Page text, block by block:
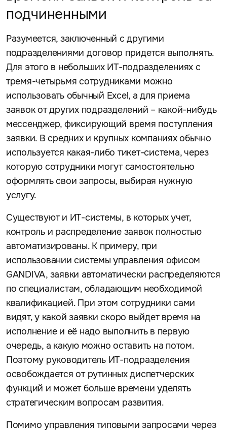
подчиненными
Разумеется, заключенный с другими
подразделениями договор придется выполнять.
Для этого в небольших ИТ-подразделениях с
тремя-четырьмя сотрудниками можно
использовать обычный Excel, а для приема
заявок от других подразделений – какой-нибудь
мессенджер, фиксирующий время поступления
заявки. В средних и крупных компаниях обычно
используется какая-либо тикет-система, через
которую сотрудники могут самостоятельно
оформлять свои запросы, выбирая нужную
услугу.
Существуют и ИТ-системы, в которых учет,
контроль и распределение заявок полностью
автоматизированы. К примеру, при
использовании системы управления офисом
GANDIVA, заявки автоматически распределяются
по специалистам, обладающим необходимой
квалификацией. При этом сотрудники сами
видят, у какой заявки скоро выйдет время на
исполнение и её надо выполнить в первую
очередь, а какую можно оставить на потом.
Поэтому руководитель ИТ-подразделения
освобождается от рутинных диспетчерских
функций и может больше времени уделять
стратегическим вопросам развития.
Помимо управления типовыми запросами через